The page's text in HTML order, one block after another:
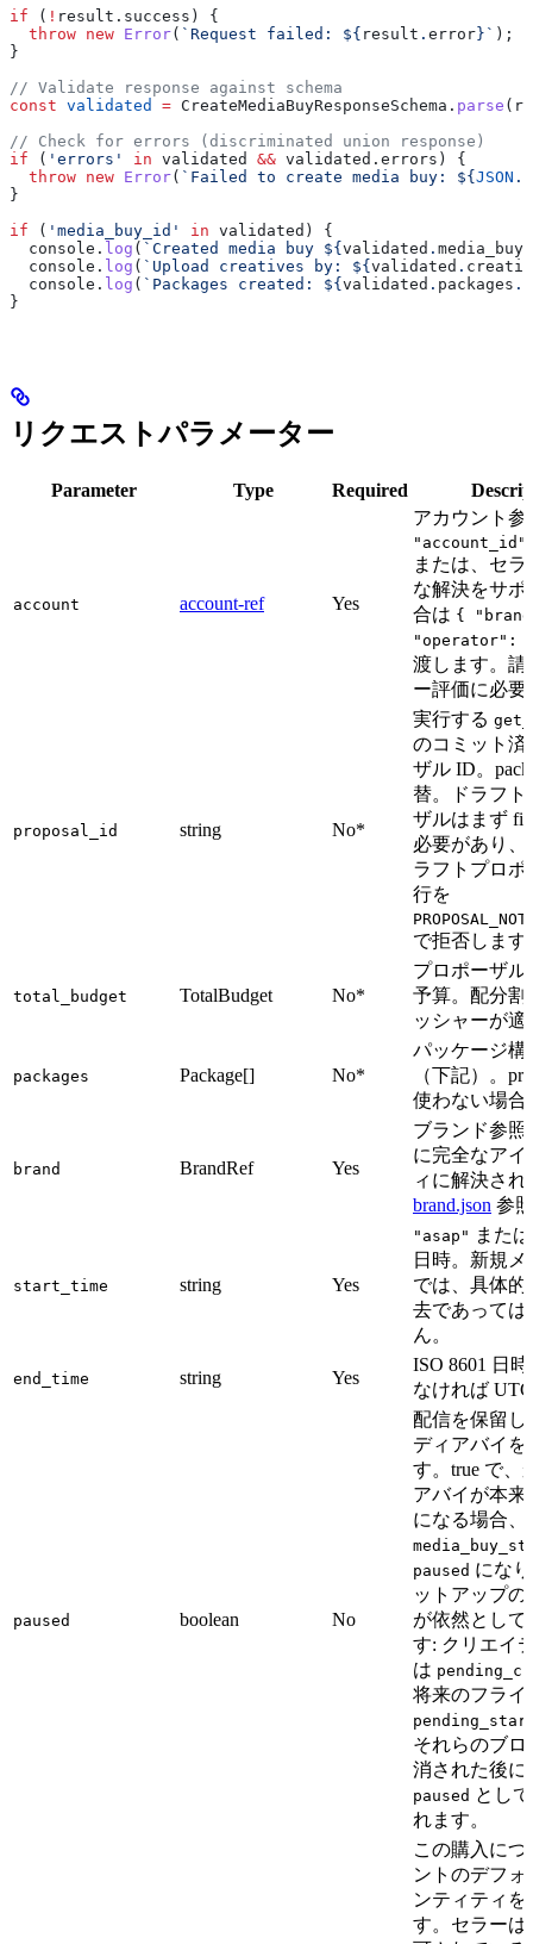
if ( ! result . success ) {
  throw
new Error( `Request failed: ${ result . error} ` );
}
// Validate response against schema
const validated = CreateMediaBuyResponseSchema . parse (
// Check for errors (discriminated union response)
if ( 'errors' in validated && validated . errors ) {
  throw
new Error( `Failed to create media buy: ${ JSON .
}
if ( 'media_buy_id' in validated ) {
  console
. log ( `Created media buy ${ validated .
  console
. log ( `Upload creatives by: ${ validated .
  console
. log ( `Packages created: ${ validated . packages .
}
リクエストパラメーター
Parameter Type Required
account account-ref Yes
アカウント参
または、セ
な解決をサポ
合は {
渡します。請
ー評価に必要
proposal_id string No*
実行する
のコミット済
ザル ID。
替。ドラフト
ザルはまず
必要があり、
ラフトプロポ
行を
で拒否します
total_budget TotalBudget No*
プロポーザル
予算。配分割
ッシャーが適
packages Package[] No*
パッケージ構
（下記）。
使わない場合
brand BrandRef Yes
ブランド参
に完全なアイ
ィに解決され
brand.json 参照
start_time string Yes
"asap" また
日時。新規
では、具体的
去であっては
ん。
end_time string Yes
ISO 8601 日
なければ
paused boolean No
配信を保留し
ディアバイを
す。true で、
アバイが本来
になる場合、
paused にな
ットアップ
が依然として
す: クリエイ
は
将来のフライ
それらのブロ
消された後に
paused とし
れます。
この購入に
ントのデフ
ンティティ
す。セラーは